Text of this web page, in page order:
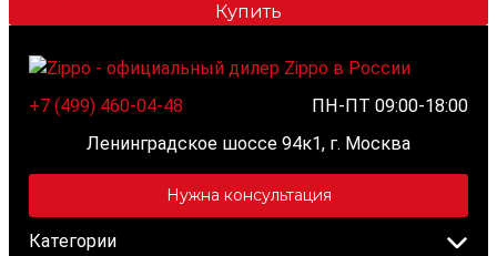
Купить
+7 (499) 460-04-48
ПН-ПТ 09:00-18:00
Ленинградское шоссе 94к1, г. Москва
Нужна консультация
Категории